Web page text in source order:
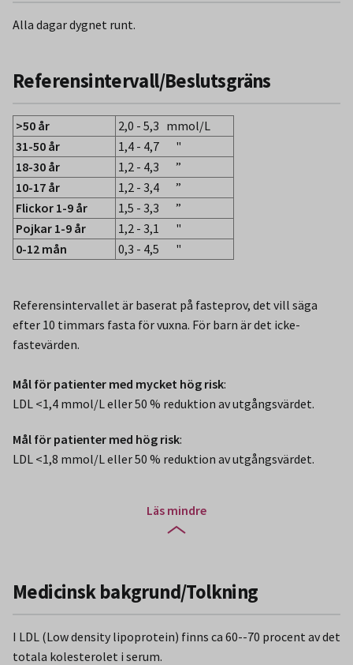
Alla dagar dygnet runt.
Referensintervall/Beslutsgräns
>50 år
2,0 - 5,3 mmol/L
31-50 år
1,4 - 4,7 "
18-30 år
1,2 - 4,3 ”
10-17 år
1,2 - 3,4 ”
Flickor 1-9 år
1,5 - 3,3 ”
Pojkar 1-9 år
1,2 - 3,1 "
0-12 mån
0,3 - 4,5 "
Referensintervallet är baserat på fasteprov, det vill säga
efter 10 timmars fasta för vuxna. För barn är det icke-
fastevärden.
Mål för patienter med mycket hög risk:
LDL <1,4 mmol/L eller 50 % reduktion av utgångsvärdet.
Mål för patienter med hög risk:
LDL <1,8 mmol/L eller 50 % reduktion av utgångsvärdet.
Läs mindre
Medicinsk bakgrund/Tolkning
I LDL (Low density lipoprotein) finns ca 60--70 procent av det
totala kolesterolet i serum.